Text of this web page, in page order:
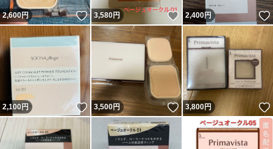
2,600円 いいね！
3,580円 いいね！
2,400円
2,100円 いいね！
3,500円 いいね！
3,800円